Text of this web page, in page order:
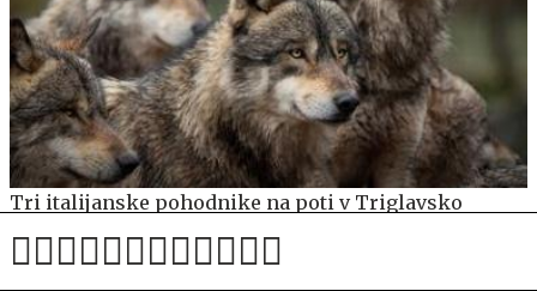
Tri italijanske pohodnike na poti v Triglavsko